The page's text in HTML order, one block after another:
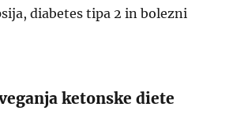
diabetes tipa 2 in bolezni
ketonske diete